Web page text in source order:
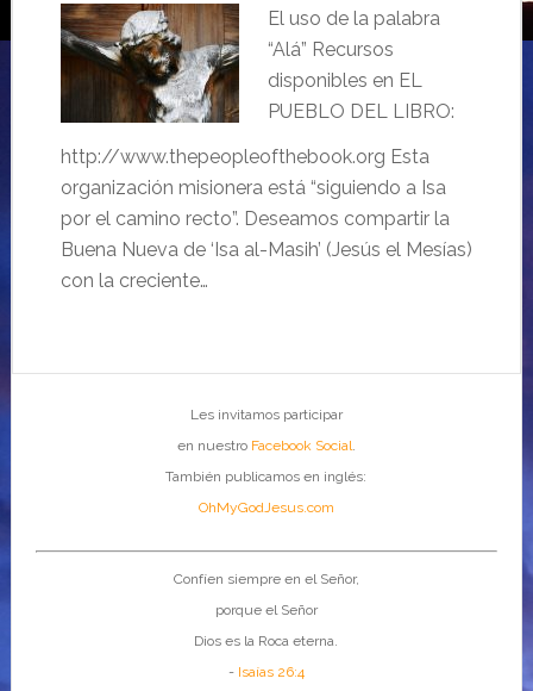
El uso de la palabra
“Alá” Recursos
disponibles en EL
PUEBLO DEL LIBRO:
http://www.thepeopleofthebook.org Esta
organización misionera está “siguiendo a Isa
por el camino recto”. Deseamos compartir la
Buena Nueva de ‘Isa al-Masih’ (Jesús el Mesías)
con la creciente…
Les invitamos participar
en nuestro Facebook Social.
También publicamos en inglés:
OhMyGodJesus.com
Confíen siempre en el Señor,
porque el Señor
Dios es la Roca eterna.
- Isaías 26:4